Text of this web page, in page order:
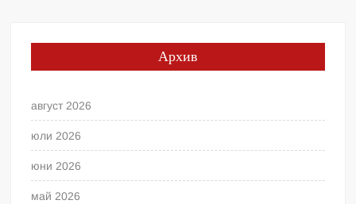
Архив
август 2026
юли 2026
юни 2026
май 2026